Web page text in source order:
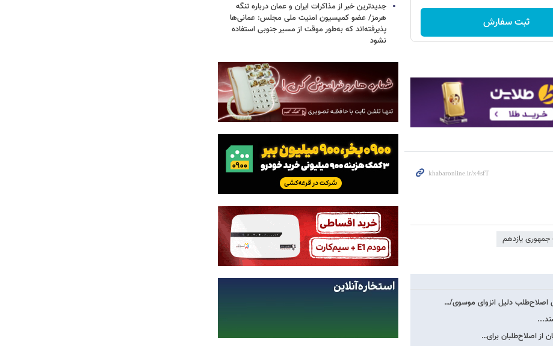
ثبت سفارش
جمهوری یازدهم
دلیل انزوای موسوی/…
از اصلاح‌طلبان برای…
جدیدترین خبر از مذاکرات ایران و عمان درباره تنگه
هرمز/ عضو کمیسیون امنیت ملی مجلس: عمانی‌ها
پذیرفته‌اند که به‌طور موقت از مسیر جنوبی استفاده
نشود